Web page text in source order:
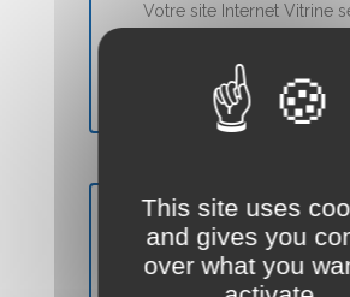
Votre site Internet Vitrine
conditions ``Satisfait ou
DÉLAIS
This site uses
and gives you
over what you